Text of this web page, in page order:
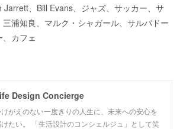
Jarrett、Bill Evans、ジャズ、サッカー、サ
浦知良、マルク・シャガール、サルバドー
カフェ
Design Concierge
がえのない一度きりの人生に、未来への安心を
けたい。 「生活設計のコンシェルジュ」として笑